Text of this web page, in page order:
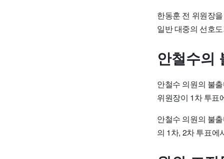
한동훈 전 위원장
일반 대중의 선호
안철수의
안철수 의원의 불
위원장이 1차 투표
안철수 의원의 불
의 1차, 2차 투표에